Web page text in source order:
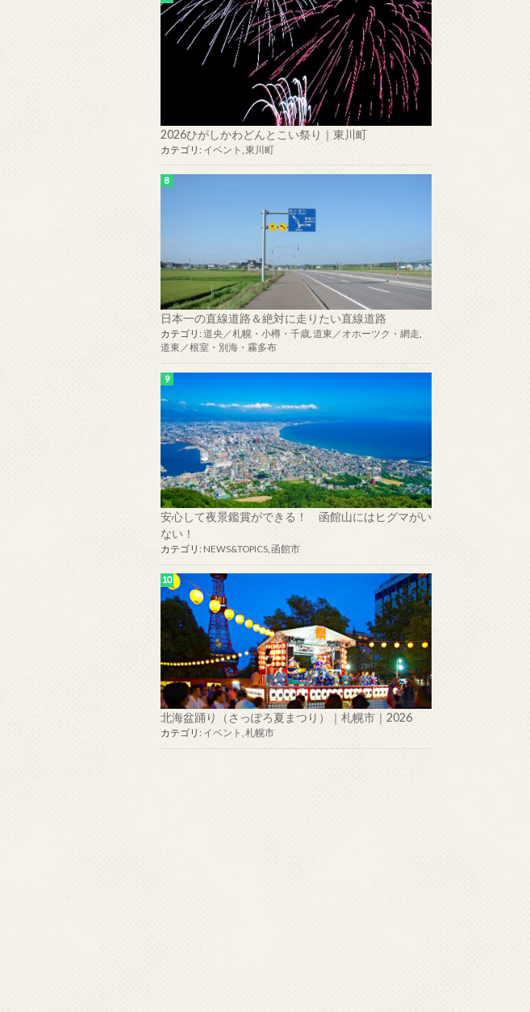
2026ひがしかわどんとこい祭り｜東川町
カテゴリ: イベント 東川町
日本一の直線道路＆絶対に走りたい直線道路
カテゴリ: 道央／札幌・小樽・千歳 道東／オホーツク・網走
道東／根室・別海・霧多布
安心して夜景鑑賞ができる！ 函館山にはヒグマがい
ない！
カテゴリ: NEWS&TOPICS 函館市
北海盆踊り（さっぽろ夏まつり）｜札幌市｜2026
カテゴリ: イベント 札幌市